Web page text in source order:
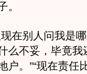
。
别人问我是哪
么不妥，毕竟我
。”“现在责任